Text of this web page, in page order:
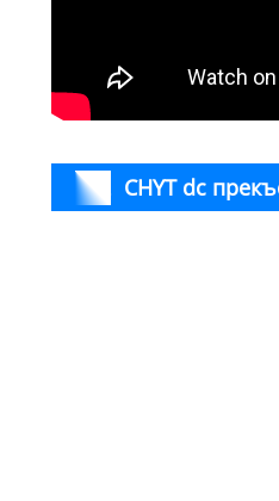
CHYT dc